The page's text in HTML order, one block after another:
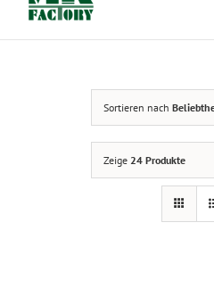
Sortieren nach
Zeige 24 Produkte